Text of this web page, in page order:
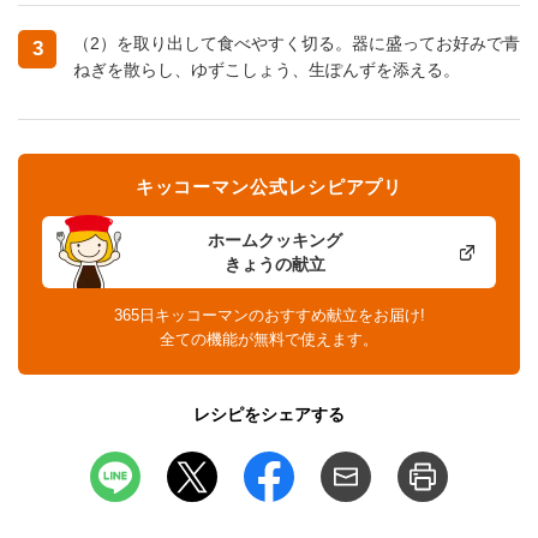
3
（2）を取り出して食べやすく切る。器に盛ってお好みで青
ねぎを散らし、ゆずこしょう、生ぽんずを添える。
ホームクッキング
きょうの献立
キッコーマン公式レシピアプリ
365日キッコーマンのおすすめ献立をお届け!
全ての機能が無料で使えます。
レシピをシェアする